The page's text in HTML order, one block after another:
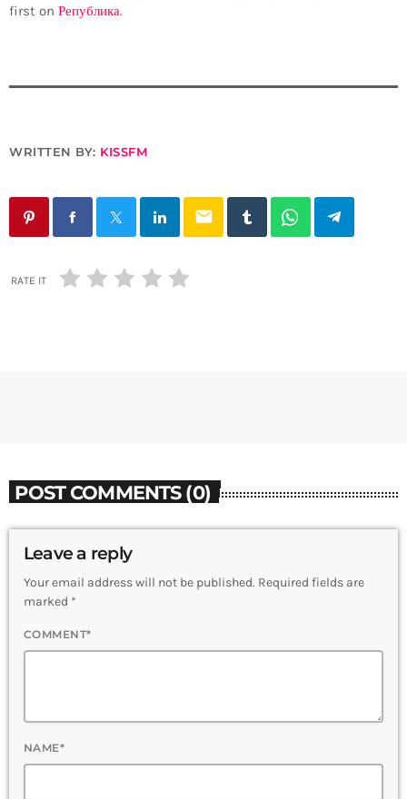
first on Република.
WRITTEN BY: KISSFM
email
RATE IT
POST COMMENTS (0)
Leave a reply
Your email address will not be published. Required fields are
marked *
COMMENT*
NAME*